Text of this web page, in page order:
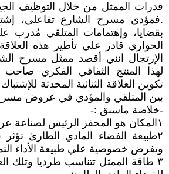
قدرات الممثل من خلال التوظيف الجيد
.فمؤدي مسرح الشارع تفاعلي،
بقضايا، وإهتمامات المتلقي مُدرب
الحواري قادر علي تأطير هذه
الإرتجال انني أقصد ممثل مسرح
لهذا المنتج الثقافي الفكري
تكوين العلاقة الثنائية المحدثة
بين المتلقي والمؤدي في عروض
-خلاصة ماسبق :-
١المكان هو المحفز الرئيس لصناعة عرض مسرح شارع
٢طبيعة الفضاء المادي الطارئ
وتفرض خصوصية علي طبيعة الأداء
٣ طاقة الممثل تتناسب طرديا وتلك